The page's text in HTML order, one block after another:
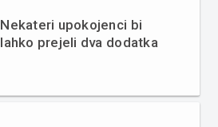
Nekateri upokojenci bi
lahko prejeli dva dodatka